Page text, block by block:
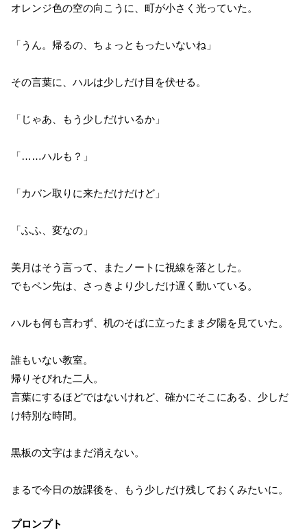
オレンジ色の空の向こうに、町が小さく光っていた。
「うん。帰るの、ちょっともったいないね」
その言葉に、ハルは少しだけ目を伏せる。
「じゃあ、もう少しだけいるか」
「……ハルも？」
「カバン取りに来ただけだけど」
「ふふ、変なの」
美月はそう言って、またノートに視線を落とした。
でもペン先は、さっきより少しだけ遅く動いている。
ハルも何も言わず、机のそばに立ったまま夕陽を見ていた。
誰もいない教室。
帰りそびれた二人。
言葉にするほどではないけれど、確かにそこにある、少しだ
け特別な時間。
黒板の文字はまだ消えない。
まるで今日の放課後を、もう少しだけ残しておくみたいに。
プロンプト